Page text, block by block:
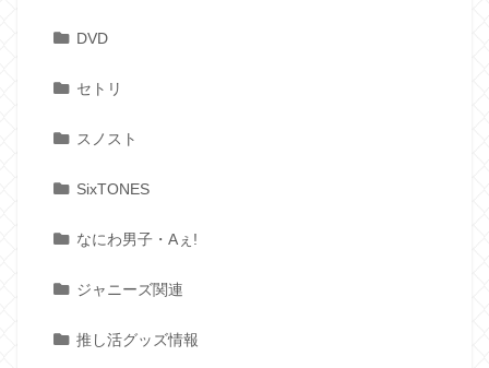
DVD
セトリ
スノスト
SixTONES
なにわ男子・Aぇ!
ジャニーズ関連
推し活グッズ情報